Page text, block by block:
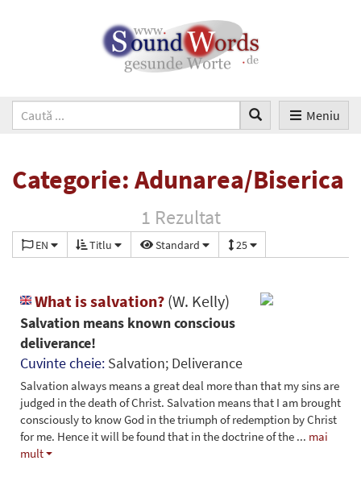
Meniu
Categorie: Adunarea/Biserica
1 Rezultat
EN Titlu Standard 25
What is salvation? (W. Kelly)
Salvation means known conscious
deliverance!
Cuvinte cheie: Salvation; Deliverance
Salvation always means a great deal more than that my sins are
judged in the death of Christ. Salvation means that I am brought
consciously to know God in the triumph of redemption by Christ
for me. Hence it will be found that in the doctrine of the ... mai
mult